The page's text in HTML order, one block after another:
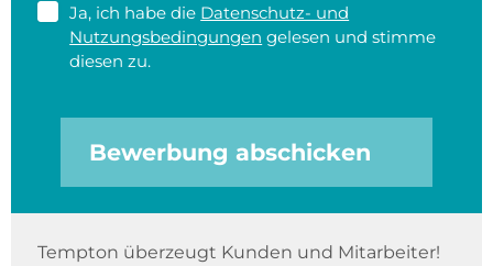
Ja, ich habe die Datenschutz- und
Nutzungsbedingungen gelesen und stimme
diesen zu.
Bewerbung abschicken
Tempton überzeugt Kunden und Mitarbeiter!